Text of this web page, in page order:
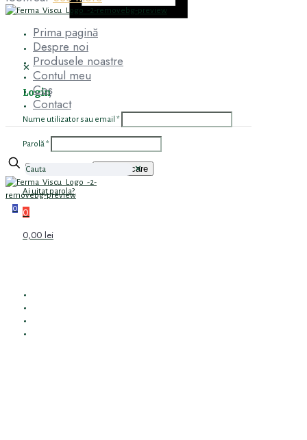
✕
Login
Nume utilizator sau email *
Parolă *
Ține-mă minte Autentificare
Ai uitat parola?
0
0,00 lei
Prima pagină
Despre noi
Produsele noastre
Contul meu
Coș
Contact
✕
0